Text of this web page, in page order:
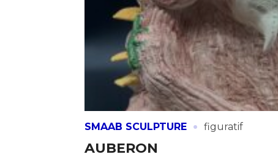
SMAAB SCULPTURE · figuratif
AUBERON